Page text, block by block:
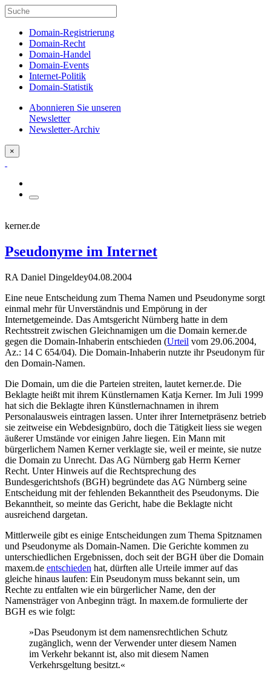
Domain-Registrierung
Domain-Recht
Domain-Handel
Domain-Events
Internet-Politik
Domain-Statistik
Abonnieren Sie unseren
Newsletter
Newsletter-Archiv
×
kerner.de
Pseudonyme im Internet
RA Daniel Dingeldey04.08.2004
Eine neue Entscheidung zum Thema Namen und Pseudonyme sorgt
einmal mehr für Unverständnis und Empörung in der
Internetgemeinde. Das Amtsgericht Nürnberg hatte in dem
Rechtsstreit zwischen Gleichnamigen um die Domain kerner.de
gegen die Domain-Inhaberin entschieden (Urteil vom 29.06.2004,
Az.: 14 C 654/04). Die Domain-Inhaberin nutzte ihr Pseudonym für
den Domain-Namen.
Die Domain, um die die Parteien streiten, lautet kerner.de. Die
Beklagte heißt mit ihrem Künstlernamen Katja Kerner. Im Juli 1999
hat sich die Beklagte ihren Künstlernachnamen in ihrem
Personalausweis eintragen lassen. Unter ihrer Internetpräsenz betrieb
sie zeitweise ein Webdesignbüro, doch die Tätigkeit liess sie wegen
äußerer Umstände vor einigen Jahre liegen. Ein Mann mit
bürgerlichem Namen Kerner verklagte sie, weil er meinte, sie nutze
die Domain zu Unrecht. Das AG Nürnberg gab Herrn Kerner
Recht. Unter Hinweis auf die Rechtsprechung des
Bundesgerichtshofs (BGH) begründete das AG Nürnberg seine
Entscheidung mit der fehlenden Bekanntheit des Pseudonyms. Die
Bekanntheit, so meinte das Gericht, habe die Beklagte nicht
ausreichend dargetan.
Mittlerweile gibt es einige Entscheidungen zum Thema Spitznamen
und Pseudonyme als Domain-Namen. Die Gerichte kommen zu
unterschiedlichen Ergebnissen, doch seit der BGH über die Domain
maxem.de entschieden hat, dürften alle Urteile immer auf das
gleiche hinaus laufen: Ein Pseudonym muss bekannt sein, um
Rechte zu entfalten wie ein bürgerlicher Name, den der
Namensträger von Anbeginn trägt. In maxem.de formulierte der
BGH es wie folgt:
»Das Pseudonym ist dem namensrechtlichen Schutz
zugänglich, wenn der Verwender unter diesem Namen
im Verkehr bekannt ist, also mit diesem Namen
Verkehrsgeltung besitzt.«